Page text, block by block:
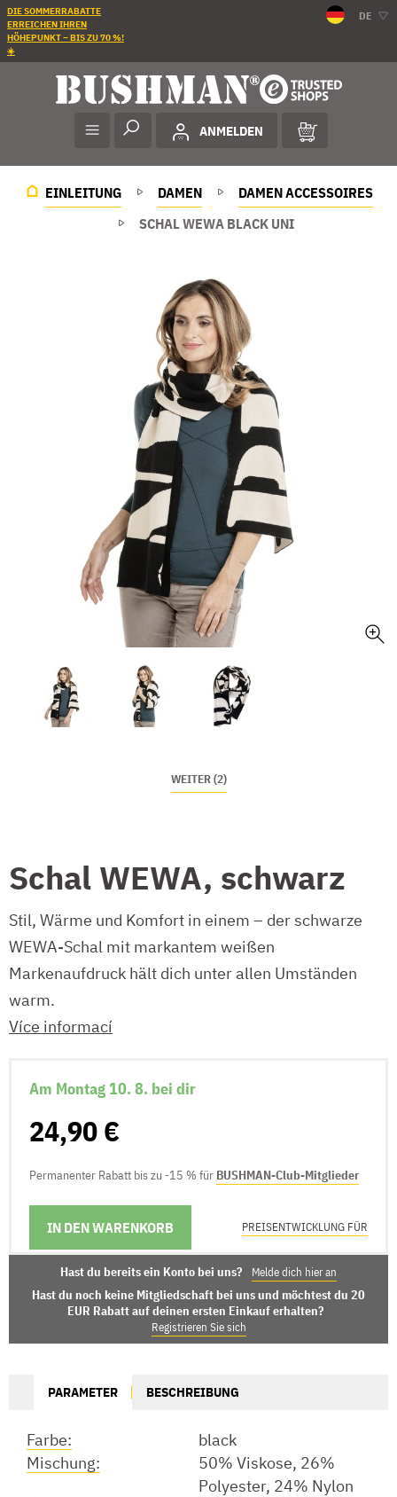
DIE SOMMERRABATTE
ERREICHEN IHREN
HÖHEPUNKT – BIS ZU 70 %!
☀️
DE
ANMELDEN
EINLEITUNG DAMEN
DAMEN ACCESSOIRES
SCHAL WEWA BLACK UNI
WEITER (2)
Schal WEWA, schwarz
Stil, Wärme und Komfort in einem – der schwarze
WEWA-Schal mit markantem weißen
Markenaufdruck hält dich unter allen Umständen
warm.
Více informací
Am Montag 10. 8. bei dir
24,90 €
Permanenter Rabatt bis zu -15 % für BUSHMAN-Club-Mitglieder
IN DEN WARENKORB
LIEFERMÖGLICHKEITEN PREISENTWICKLUNG FÜR
Hast du bereits ein Konto bei uns? Melde dich hier an
Hast du noch keine Mitgliedschaft bei uns und möchtest du 20
EUR Rabatt auf deinen ersten Einkauf erhalten?
Registrieren Sie sich
PARAMETER BESCHREIBUNG
Farbe:
black
Mischung:
50% Viskose, 26%
Polyester, 24% Nylon